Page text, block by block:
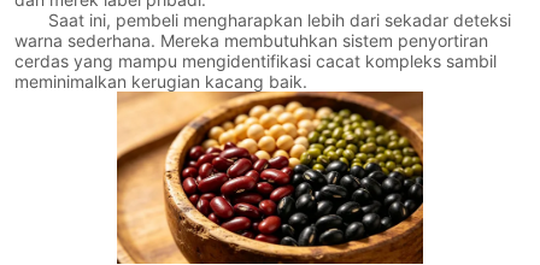
Saat ini, pembeli mengharapkan lebih dari sekadar deteksi
warna sederhana. Mereka membutuhkan sistem penyortiran
cerdas yang mampu mengidentifikasi cacat kompleks sambil
meminimalkan kerugian kacang baik.